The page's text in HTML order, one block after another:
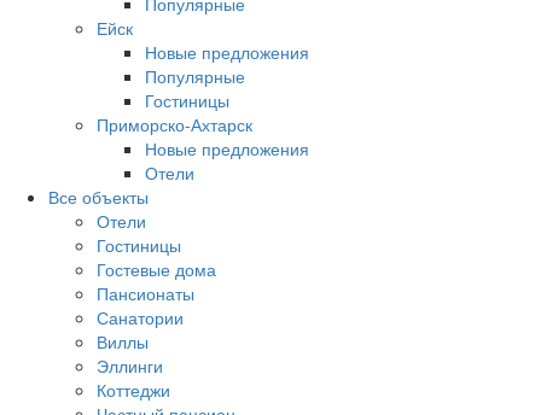
Ейск
Новые предложения
Популярные
Гостиницы
Приморско-Ахтарск
Новые предложения
Отели
Все объекты
Отели
Гостиницы
Гостевые дома
Пансионаты
Санатории
Виллы
Эллинги
Коттеджи